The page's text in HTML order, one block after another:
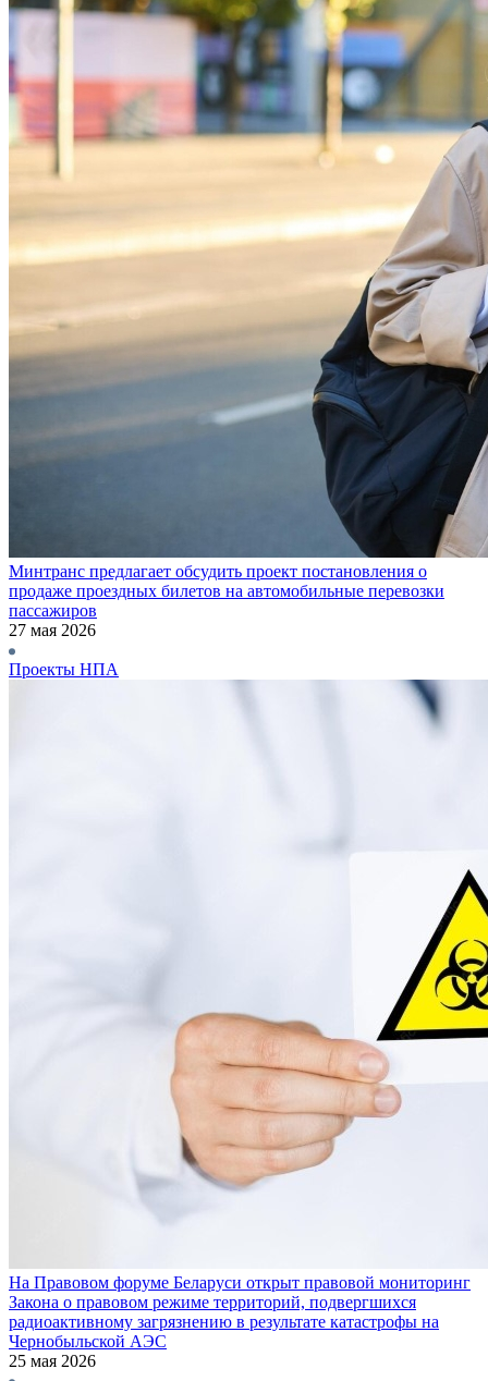
Минтранс предлагает обсудить проект постановления о
продаже проездных билетов на автомобильные перевозки
пассажиров
27 мая 2026
Проекты НПА
На Правовом форуме Беларуси открыт правовой мониторинг
Закона о правовом режиме территорий, подвергшихся
радиоактивному загрязнению в результате катастрофы на
Чернобыльской АЭС
25 мая 2026